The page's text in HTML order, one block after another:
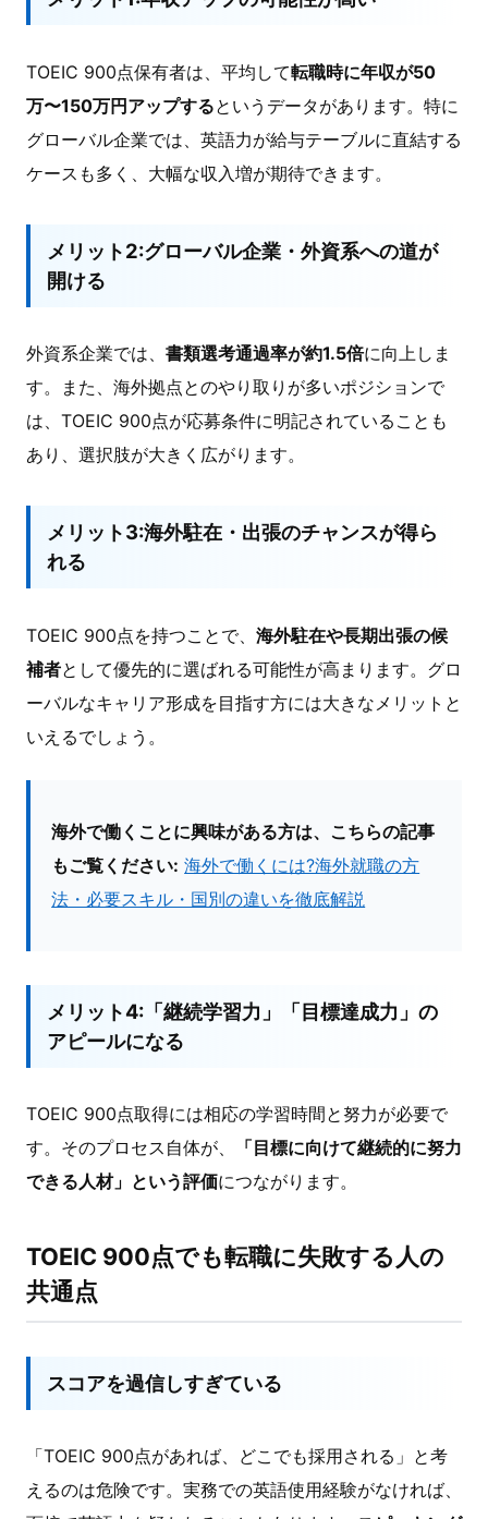
TOEIC 900点保有者は、平均して転職時に年収が50
万〜150万円アップするというデータがあります。特に
グローバル企業では、英語力が給与テーブルに直結する
ケースも多く、大幅な収入増が期待できます。
メリット2:グローバル企業・外資系への道が
開ける
外資系企業では、 書類選考通過率が約1.5倍に向上しま
す。また、海外拠点とのやり取りが多いポジションで
は、TOEIC 900点が応募条件に明記されていることも
あり、選択肢が大きく広がります。
メリット3:海外駐在・出張のチャンスが得ら
れる
TOEIC 900点を持つことで、 海外駐在や長期出張の候
補者として優先的に選ばれる可能性が高まります。グロ
ーバルなキャリア形成を目指す方には大きなメリットと
いえるでしょう。
海外で働くことに興味がある方は、こちらの記事
もご覧ください: 海外で働くには?海外就職の方
法・必要スキル・国別の違いを徹底解説
メリット4:「継続学習力」「目標達成力」の
アピールになる
TOEIC 900点取得には相応の学習時間と努力が必要で
す。そのプロセス自体が、
「目標に向けて継続的に努力
できる人材」という評価につながります。
TOEIC 900点でも転職に失敗する人の
共通点
スコアを過信しすぎている
「TOEIC 900点があれば、どこでも採用される」と考
えるのは危険です。実務での英語使用経験がなければ、